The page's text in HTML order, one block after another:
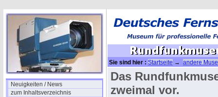
Neuigkeiten / News
zum Inhaltsverzeichnis
Sie sind hier : Startseite → andere
Das
zweimal vor.